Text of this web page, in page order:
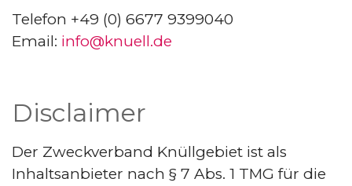
Telefon +49 (0) 6677 9399040
Email: info@knuell.de
Disclaimer
Der Zweckverband Knüllgebiet ist als
Inhaltsanbieter nach § 7 Abs. 1 TMG für die